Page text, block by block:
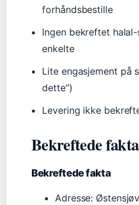
forhåndsbestille
Ingen bekreftet
enkelte
Lite engasjement på
dette”)
Levering ikke
Bekreftede
Bekreftede fakta
Adresse: